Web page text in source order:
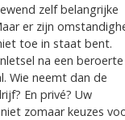
zelf belangrijke
er zijn
toe in staat bent.
na een
Wie neemt dan de
En privé? Uw
zomaar keuzes